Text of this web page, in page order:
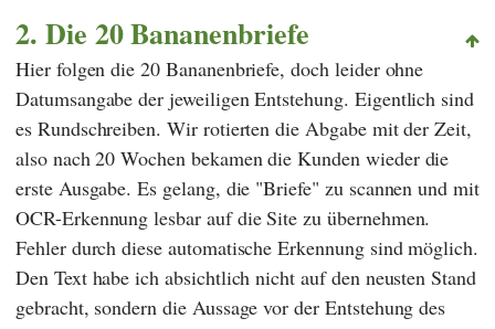
2. Die 20 Bananenbriefe
Hier folgen die 20 Bananenbriefe, doch leider ohne
Datumsangabe der jeweiligen Entstehung. Eigentlich sind
es Rundschreiben. Wir rotierten die Abgabe mit der Zeit,
also nach 20 Wochen bekamen die Kunden wieder die
erste Ausgabe. Es gelang, die "Briefe" zu scannen und mit
OCR-Erkennung lesbar auf die Site zu übernehmen.
Fehler durch diese automatische Erkennung sind möglich.
Den Text habe ich absichtlich nicht auf den neusten Stand
gebracht, sondern die Aussage vor der Entstehung des